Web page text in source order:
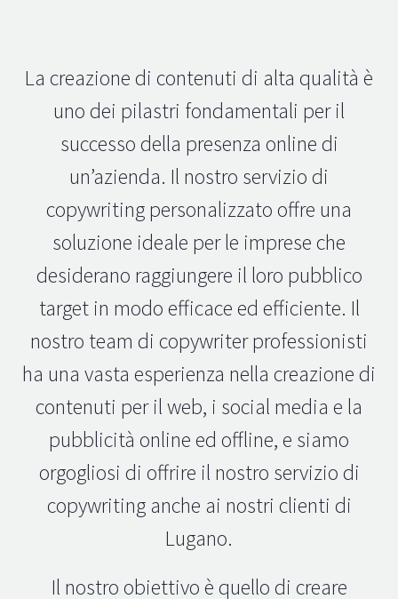
La creazione di contenuti di alta qualità è
uno dei pilastri fondamentali per il
successo della presenza online di
un’azienda. Il nostro servizio di
copywriting personalizzato offre una
soluzione ideale per le imprese che
desiderano raggiungere il loro pubblico
target in modo efficace ed efficiente. Il
nostro team di copywriter professionisti
ha una vasta esperienza nella creazione di
contenuti per il web, i social media e la
pubblicità online ed offline, e siamo
orgogliosi di offrire il nostro servizio di
copywriting anche ai nostri clienti di
Lugano.
Il nostro obiettivo è quello di creare